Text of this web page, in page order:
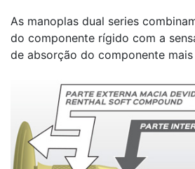
As manoplas dual series
do componente rígido com a
de absorção do componente